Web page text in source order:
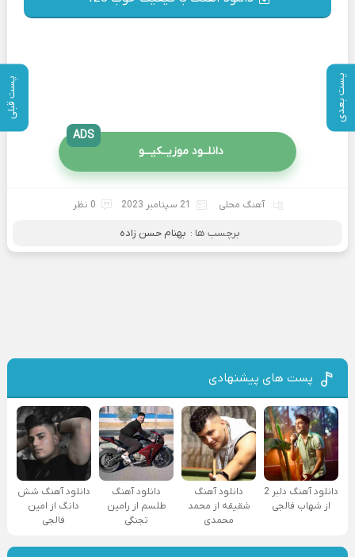
پست بعدی پست قبلی
دانلــود موزیــکیـــو
ADS
آهنگ محلی 21 سپتامبر 2023 0 نظر
برچسب ها : بهنام حسن زاده
پست های پیشنهادی
دانلود آهنگ دلبر 2
از شهاب فالجی
دانلود آهنگ
شقیقه از محمد
محمدی
دانلود آهنگ
طلسم از رامین
تجنگی
دانلود آهنگ شش
دانگ از امین
فالجی